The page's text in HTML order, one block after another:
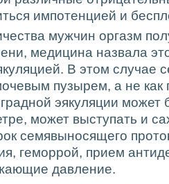
импотенцией и
мужчин оргазм
медицина назвала
В этом случае
пузырем, а не как
эякуляции может
может выступать и
семявыносящего
геморрой, прием
давление.